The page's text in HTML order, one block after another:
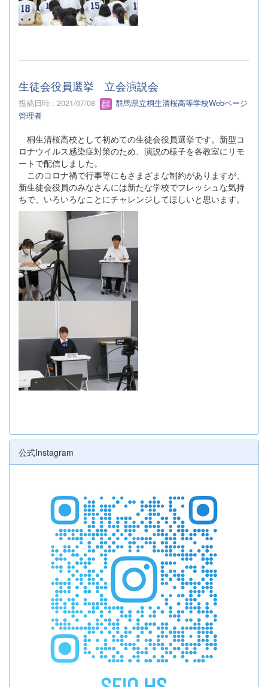
生徒会役員選挙 立会演説会
投稿日時 : 2021/07/08
群馬県立桐生清桜高等学校Webページ
管理者
桐生清桜高校として初めての生徒会役員選挙です。新型コ
ロナウイルス感染症対策のため、演説の様子を各教室にリモ
ートで配信しました。
このコロナ禍で行事等にもさまざまな制約がありますが、
新生徒会役員のみなさんには新たな学校でフレッシュな気持
ちで、いろいろなことにチャレンジしてほしいと思います。
公式Instagram